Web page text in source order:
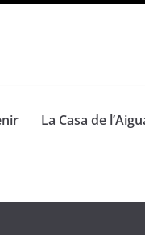
La Casa de